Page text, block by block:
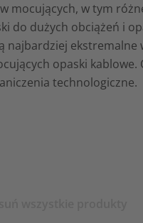
mocujących, w tym
do dużych obciążeń i
najbardziej ekstremalne
opaski
technologiczne.